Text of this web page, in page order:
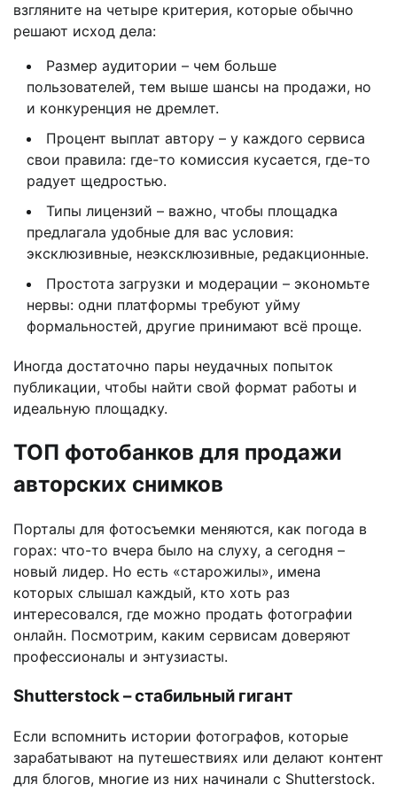
взгляните на четыре критерия, которые обычно
решают исход дела:
Размер аудитории – чем больше
пользователей, тем выше шансы на продажи, но
и конкуренция не дремлет.
Процент выплат автору – у каждого сервиса
свои правила: где-то комиссия кусается, где-то
радует щедростью.
Типы лицензий – важно, чтобы площадка
предлагала удобные для вас условия:
эксклюзивные, неэксклюзивные, редакционные.
Простота загрузки и модерации – экономьте
нервы: одни платформы требуют уйму
формальностей, другие принимают всё проще.
Иногда достаточно пары неудачных попыток
публикации, чтобы найти свой формат работы и
идеальную площадку.
ТОП фотобанков для продажи
авторских снимков
Порталы для фотосъемки меняются, как погода в
горах: что-то вчера было на слуху, а сегодня –
новый лидер. Но есть «старожилы», имена
которых слышал каждый, кто хоть раз
интересовался, где можно продать фотографии
онлайн. Посмотрим, каким сервисам доверяют
профессионалы и энтузиасты.
Shutterstock – стабильный гигант
Если вспомнить истории фотографов, которые
зарабатывают на путешествиях или делают контент
для блогов, многие из них начинали с Shutterstock.